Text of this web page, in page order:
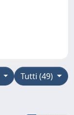
Tutti (49)